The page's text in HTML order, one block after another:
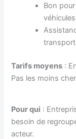
Bon
véhicules
transport
Tarifs moyens :
Pas les moins
Pour qui :
besoin de
acteur.